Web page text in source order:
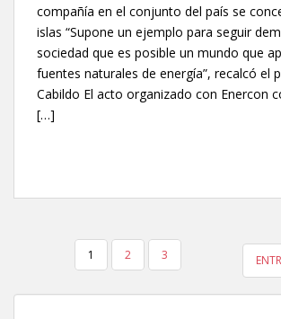
compañía en el conjunto del país se
islas “Supone un ejemplo para seguir
sociedad que es posible un mundo que
fuentes naturales de energía”, recalcó el
Cabildo El acto organizado con Enercon
[…]
NAVEGACIÓN DE
1 2 3